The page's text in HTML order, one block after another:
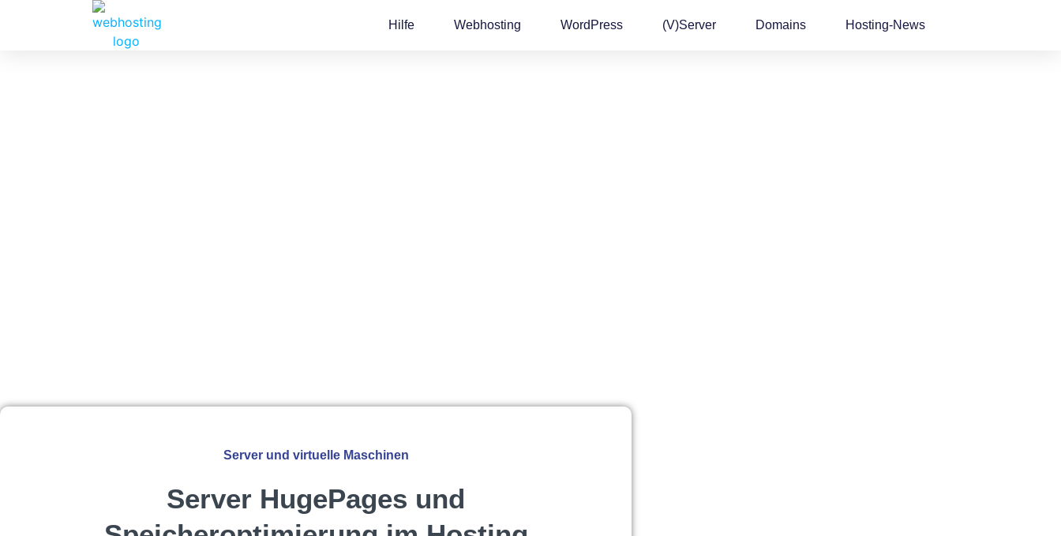
Hilfe Webhosting WordPress (v)Server Domains Hosting-News
Server und virtuelle Maschinen
Server HugePages und